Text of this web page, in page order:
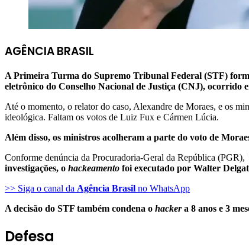
AGÊNCIA BRASIL
A Primeira Turma do Supremo Tribunal Federal (STF)
eletrônico do Conselho Nacional de Justiça (CNJ), ocorrido
Até o momento, o relator do caso, Alexandre de Moraes, e os
ideológica. Faltam os votos de Luiz Fux e Cármen Lúcia.
Além disso, os ministros acolheram a parte do voto de
Conforme denúncia da Procuradoria-Geral da República
investigações, o hackeamento foi executado por Walter
>> Siga o canal da Agência Brasil no WhatsApp
A decisão do STF também condena o hackera 8 anos e 3
Defesa